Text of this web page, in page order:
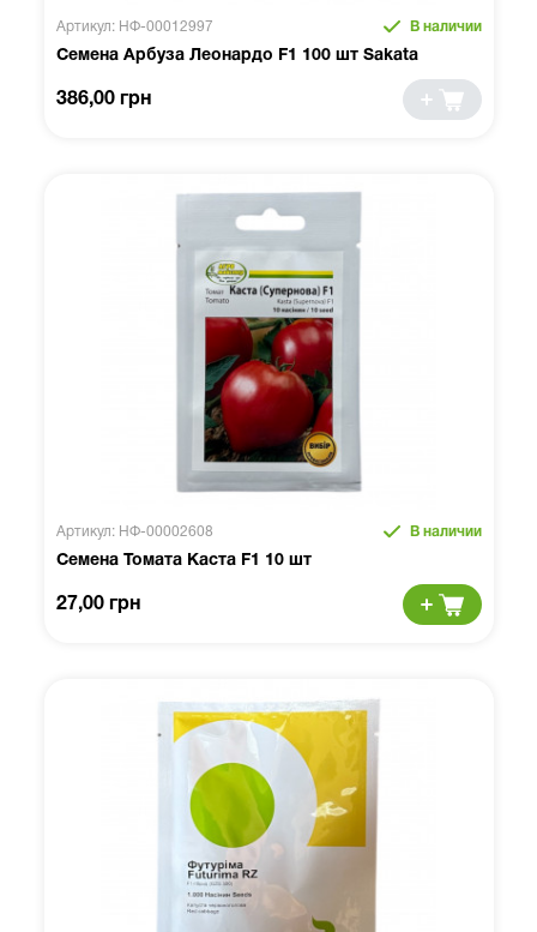
Артикул: НФ-00012997 В наличии
Семена Арбуза Леонардо F1 100 шт Sakata
386,00 грн
Артикул: НФ-00002608 В наличии
Семена Томата Каста F1 10 шт
27,00 грн